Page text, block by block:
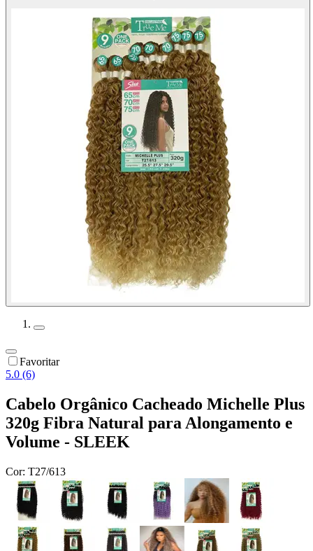
Favoritar
5.0 (6)
Cabelo Orgânico Cacheado Michelle Plus
320g Fibra Natural para Alongamento e
Volume - SLEEK
Cor: T27/613